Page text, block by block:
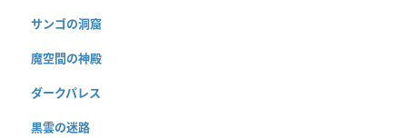
サンゴの洞窟
魔空間の神殿
ダークパレス
黒雲の迷路